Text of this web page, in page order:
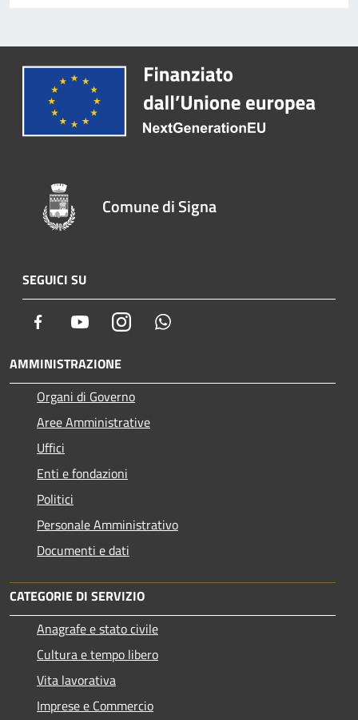
Comune di Signa
SEGUICI SU
Facebook YoutubeInstagram
AMMINISTRAZIONE
Organi di Governo
Aree Amministrative
Uffici
Enti e fondazioni
Politici
Personale Amministrativo
Documenti e dati
CATEGORIE DI SERVIZIO
Anagrafe e stato civile
Cultura e tempo libero
Vita lavorativa
Imprese e Commercio